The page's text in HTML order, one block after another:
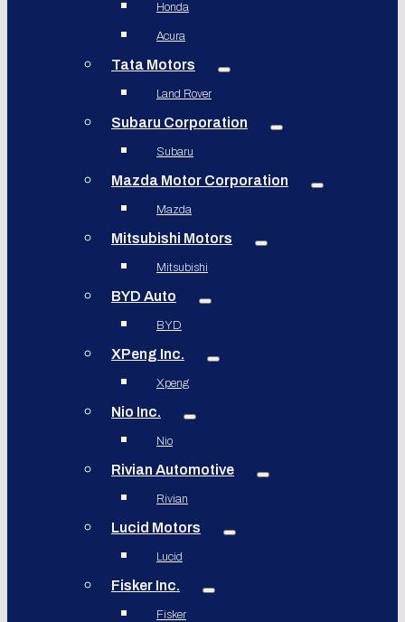
Honda
Acura
Tata Motors
Land Rover
Subaru Corporation
Subaru
Mazda Motor Corporation
Mazda
Mitsubishi Motors
Mitsubishi
BYD Auto
BYD
XPeng Inc.
Xpeng
Nio Inc.
Nio
Rivian Automotive
Rivian
Lucid Motors
Lucid
Fisker Inc.
Fisker